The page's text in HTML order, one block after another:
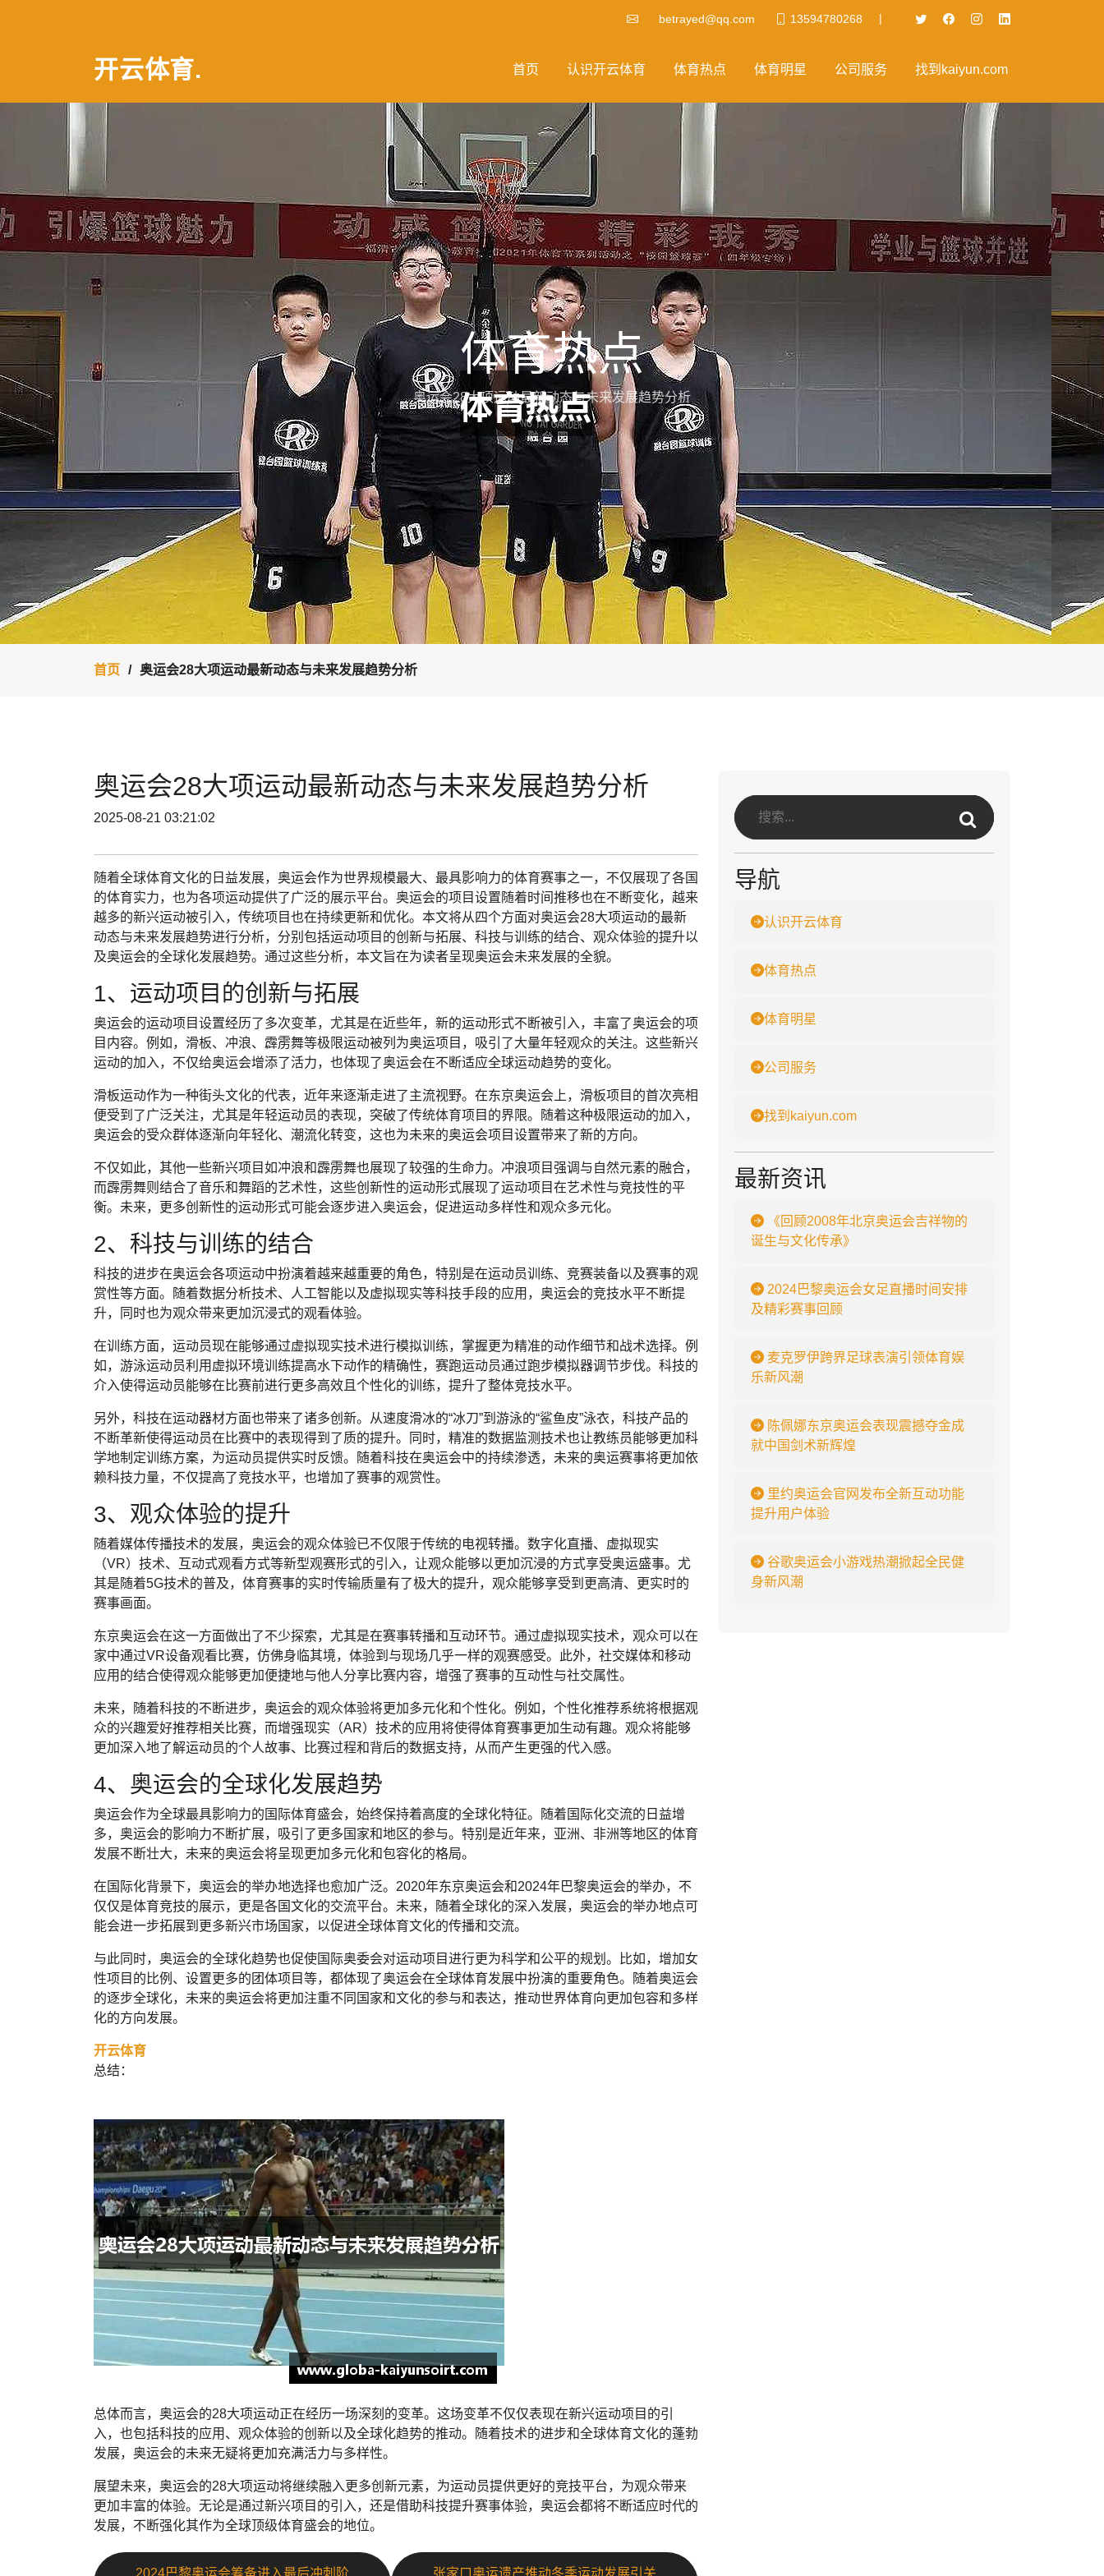
betrayed@qq.com 13594780268 |
开云体育. 首页 认识开云体育 体育热点 体育明星 公司服务 找到kaiyun.com
体育热点
奥运会28大项运动最新动态与未来发展趋势分析
首页 奥运会28大项运动最新动态与未来发展趋势分析
奥运会28大项运动最新动态与未来发展趋势分析
2025-08-21 03:21:02
随着全球体育文化的日益发展，奥运会作为世界规模最大、最具影响力的体育赛事之一，不仅展现了各国
的体育实力，也为各项运动提供了广泛的展示平台。奥运会的项目设置随着时间推移也在不断变化，越来
越多的新兴运动被引入，传统项目也在持续更新和优化。本文将从四个方面对奥运会28大项运动的最新
动态与未来发展趋势进行分析，分别包括运动项目的创新与拓展、科技与训练的结合、观众体验的提升以
及奥运会的全球化发展趋势。通过这些分析，本文旨在为读者呈现奥运会未来发展的全貌。
1、运动项目的创新与拓展
奥运会的运动项目设置经历了多次变革，尤其是在近些年，新的运动形式不断被引入，丰富了奥运会的项
目内容。例如，滑板、冲浪、霹雳舞等极限运动被列为奥运项目，吸引了大量年轻观众的关注。这些新兴
运动的加入，不仅给奥运会增添了活力，也体现了奥运会在不断适应全球运动趋势的变化。
滑板运动作为一种街头文化的代表，近年来逐渐走进了主流视野。在东京奥运会上，滑板项目的首次亮相
便受到了广泛关注，尤其是年轻运动员的表现，突破了传统体育项目的界限。随着这种极限运动的加入，
奥运会的受众群体逐渐向年轻化、潮流化转变，这也为未来的奥运会项目设置带来了新的方向。
不仅如此，其他一些新兴项目如冲浪和霹雳舞也展现了较强的生命力。冲浪项目强调与自然元素的融合，
而霹雳舞则结合了音乐和舞蹈的艺术性，这些创新性的运动形式展现了运动项目在艺术性与竞技性的平
衡。未来，更多创新性的运动形式可能会逐步进入奥运会，促进运动多样性和观众多元化。
2、科技与训练的结合
科技的进步在奥运会各项运动中扮演着越来越重要的角色，特别是在运动员训练、竞赛装备以及赛事的观
赏性等方面。随着数据分析技术、人工智能以及虚拟现实等科技手段的应用，奥运会的竞技水平不断提
升，同时也为观众带来更加沉浸式的观看体验。
在训练方面，运动员现在能够通过虚拟现实技术进行模拟训练，掌握更为精准的动作细节和战术选择。例
如，游泳运动员利用虚拟环境训练提高水下动作的精确性，赛跑运动员通过跑步模拟器调节步伐。科技的
介入使得运动员能够在比赛前进行更多高效且个性化的训练，提升了整体竞技水平。
另外，科技在运动器材方面也带来了诸多创新。从速度滑冰的“冰刀”到游泳的“鲨鱼皮”泳衣，科技产品的
不断革新使得运动员在比赛中的表现得到了质的提升。同时，精准的数据监测技术也让教练员能够更加科
学地制定训练方案，为运动员提供实时反馈。随着科技在奥运会中的持续渗透，未来的奥运赛事将更加依
赖科技力量，不仅提高了竞技水平，也增加了赛事的观赏性。
3、观众体验的提升
随着媒体传播技术的发展，奥运会的观众体验已不仅限于传统的电视转播。数字化直播、虚拟现实
（VR）技术、互动式观看方式等新型观赛形式的引入，让观众能够以更加沉浸的方式享受奥运盛事。尤
其是随着5G技术的普及，体育赛事的实时传输质量有了极大的提升，观众能够享受到更高清、更实时的
赛事画面。
东京奥运会在这一方面做出了不少探索，尤其是在赛事转播和互动环节。通过虚拟现实技术，观众可以在
家中通过VR设备观看比赛，仿佛身临其境，体验到与现场几乎一样的观赛感受。此外，社交媒体和移动
应用的结合使得观众能够更加便捷地与他人分享比赛内容，增强了赛事的互动性与社交属性。
未来，随着科技的不断进步，奥运会的观众体验将更加多元化和个性化。例如，个性化推荐系统将根据观
众的兴趣爱好推荐相关比赛，而增强现实（AR）技术的应用将使得体育赛事更加生动有趣。观众将能够
更加深入地了解运动员的个人故事、比赛过程和背后的数据支持，从而产生更强的代入感。
4、奥运会的全球化发展趋势
奥运会作为全球最具影响力的国际体育盛会，始终保持着高度的全球化特征。随着国际化交流的日益增
多，奥运会的影响力不断扩展，吸引了更多国家和地区的参与。特别是近年来，亚洲、非洲等地区的体育
发展不断壮大，未来的奥运会将呈现更加多元化和包容化的格局。
在国际化背景下，奥运会的举办地选择也愈加广泛。2020年东京奥运会和2024年巴黎奥运会的举办，不
仅仅是体育竞技的展示，更是各国文化的交流平台。未来，随着全球化的深入发展，奥运会的举办地点可
能会进一步拓展到更多新兴市场国家，以促进全球体育文化的传播和交流。
与此同时，奥运会的全球化趋势也促使国际奥委会对运动项目进行更为科学和公平的规划。比如，增加女
性项目的比例、设置更多的团体项目等，都体现了奥运会在全球体育发展中扮演的重要角色。随着奥运会
的逐步全球化，未来的奥运会将更加注重不同国家和文化的参与和表达，推动世界体育向更加包容和多样
化的方向发展。
开云体育
总结：
总体而言，奥运会的28大项运动正在经历一场深刻的变革。这场变革不仅仅表现在新兴运动项目的引
入，也包括科技的应用、观众体验的创新以及全球化趋势的推动。随着技术的进步和全球体育文化的蓬勃
发展，奥运会的未来无疑将更加充满活力与多样性。
展望未来，奥运会的28大项运动将继续融入更多创新元素，为运动员提供更好的竞技平台，为观众带来
更加丰富的体验。无论是通过新兴项目的引入，还是借助科技提升赛事体验，奥运会都将不断适应时代的
发展，不断强化其作为全球顶级体育盛会的地位。
2024巴黎奥运会筹备进入最后冲刺阶
张家口奥运遗产推动冬季运动发展引关
导航
认识开云体育
体育热点
体育明星
公司服务
找到kaiyun.com
最新资讯
《回顾2008年北京奥运会吉祥物的
诞生与文化传承》
2024巴黎奥运会女足直播时间安排
及精彩赛事回顾
麦克罗伊跨界足球表演引领体育娱
乐新风潮
陈佩娜东京奥运会表现震撼夺金成
就中国剑术新辉煌
里约奥运会官网发布全新互动功能
提升用户体验
谷歌奥运会小游戏热潮掀起全民健
身新风潮